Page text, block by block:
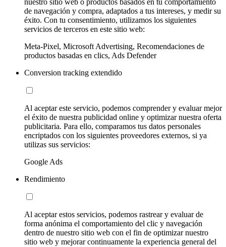
nuestro sitio web o productos basados en tu comportamiento
de navegación y compra, adaptados a tus intereses, y medir su
éxito. Con tu consentimiento, utilizamos los siguientes
servicios de terceros en este sitio web:
Meta-Pixel, Microsoft Advertising, Recomendaciones de
productos basadas en clics, Ads Defender
Conversion tracking extendido
Al aceptar este servicio, podemos comprender y evaluar mejor
el éxito de nuestra publicidad online y optimizar nuestra oferta
publicitaria. Para ello, comparamos tus datos personales
encriptados con los siguientes proveedores externos, si ya
utilizas sus servicios:
Google Ads
Rendimiento
Al aceptar estos servicios, podemos rastrear y evaluar de
forma anónima el comportamiento del clic y navegación
dentro de nuestro sitio web con el fin de optimizar nuestro
sitio web y mejorar continuamente la experiencia general del